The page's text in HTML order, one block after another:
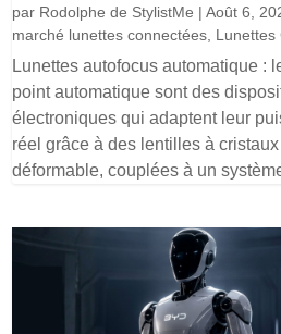
par Rodolphe de StylistMe |Août 6,
marché lunettes connectées Lunettes
Lunettes autofocus automatique :
point automatique sont des
électroniques qui adaptent leur
réel grâce à des lentilles à
déformable, couplées à un